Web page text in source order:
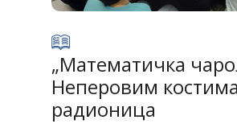
„Математичка
Неперовим
радионицa